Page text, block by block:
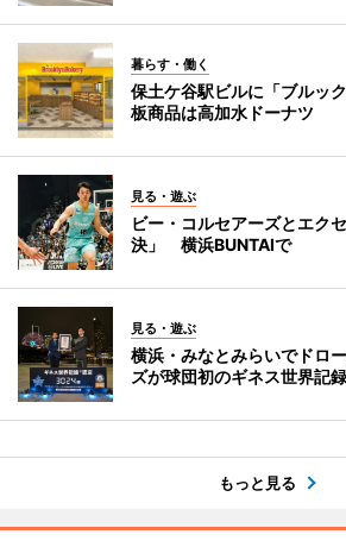
暮らす・働く
保土ケ谷駅ビルに「ブルッ
板商品は高加水ドーナツ
見る・遊ぶ
ビー・コルセアーズとエク
決」 横浜BUNTAIで
見る・遊ぶ
横浜・みなとみらいでドロ
ズが球団初のギネス世界記
もっと見る